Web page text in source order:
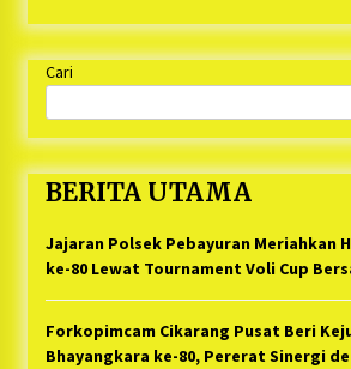
Cari
BERITA UTAMA
Jajaran Polsek Pebayuran Meriahkan
ke-80 Lewat Tournament Voli Cup
Forkopimcam Cikarang Pusat Beri
Bhayangkara ke-80, Pererat Sinergi